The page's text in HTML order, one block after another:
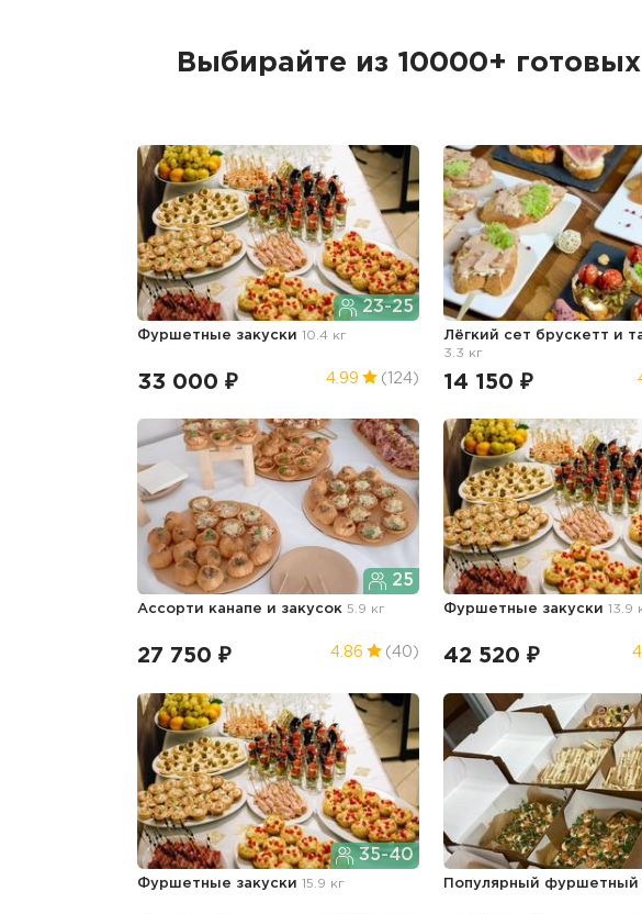
Выбирайте из 10000+
23-25
Фуршетные закуски10.4 кг
33 000 ₽ 4.99 (124)
Лёгкий сет брускетт и
3.3 кг
14 150 ₽
25
Ассорти канапе и закусок5.9 кг
27 750 ₽ 4.86 (40)
Фуршетные закуски 13.9
42 520 ₽
35-40
Фуршетные закуски15.9 кг Популярный фуршетный